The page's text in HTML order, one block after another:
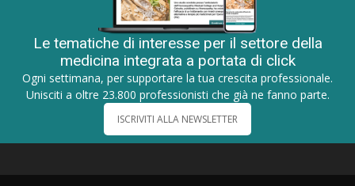
Le tematiche di interesse per il settore della
medicina integrata a portata di click
Ogni settimana, per supportare la tua crescita professionale.
Unisciti a oltre 23.800 professionisti che già ne fanno parte.
ISCRIVITI ALLA NEWSLETTER